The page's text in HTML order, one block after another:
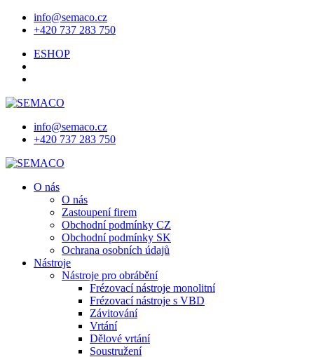
info@semaco.cz
+420 737 283 750
ESHOP
info@semaco.cz
+420 737 283 750
O nás
O nás
Zastoupení firem
Obchodní podmínky CZ
Obchodní podmínky SK
Ochrana osobních údajů
Nástroje
Nástroje pro obrábění
Frézovací nástroje monolitní
Frézovací nástroje s VBD
Závitování
Vrtání
Dělové vrtání
Soustružení